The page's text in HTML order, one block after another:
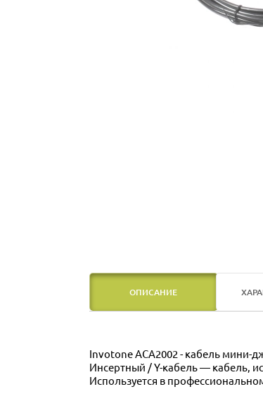
ОПИСАНИЕ
Invotone ACA2002 - кабель мини-
Инсертный / Y-кабель — кабель,
Используется в